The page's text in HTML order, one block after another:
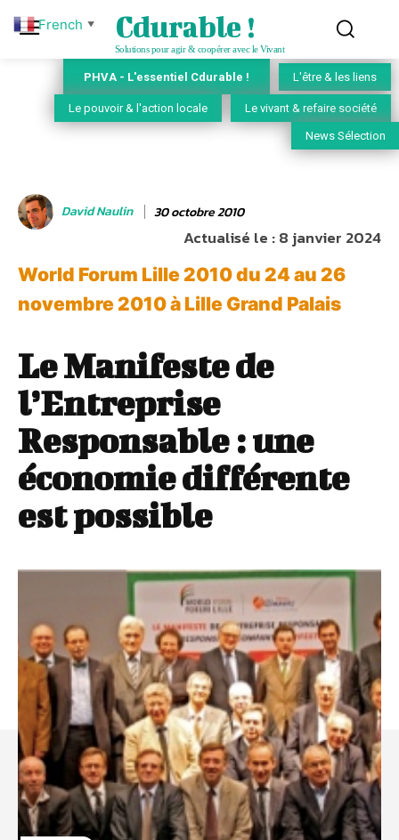
Cdurable !
Solutions pour agir & coopérer avec le Vivant
PHVA - L'essentiel Cdurable ! L'être & les liens
Le pouvoir & l'action locale Le vivant & refaire société
News Sélection
David Naulin 30 octobre 2010
Actualisé le :8 janvier 2024
World Forum Lille 2010 du 24 au 26
novembre 2010 à Lille Grand Palais
Le Manifeste de
l’Entreprise
Responsable : une
économie différente
est possible
French ▼